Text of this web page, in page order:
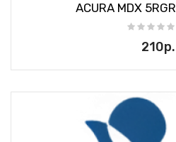
ACURA MDX
210р.